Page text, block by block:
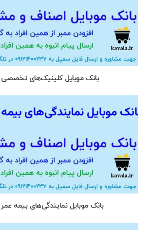
بانک موبایل کلینیک‌های تخصصی
بانک موبایل نمایندگی‌های بیمه عمر